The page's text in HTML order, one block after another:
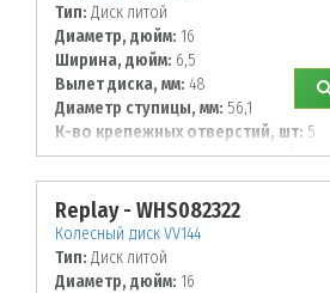
Тип: Диск литой
Диаметр, дюйм: 16
Ширина, дюйм: 6,5
Вылет диска, мм: 48
Диаметр ступицы, мм: 56,1
К-во крепежных отверстий, шт: 5
Диаметр располож. отверстий, мм:
100
Replay - WHS082322
Колесный диск VV144
Тип: Диск литой
Диаметр, дюйм: 16